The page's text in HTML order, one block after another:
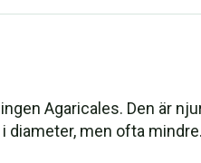
Agaricales. Den är
men ofta